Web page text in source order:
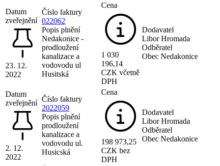
Datum
zveřejnění
23. 12.
2022
Číslo faktury
022062
Popis plnění
Nedakonice -
prodloužení
kanalizace a
vodovodu ul
Husitská
Cena
1 030
196,14
CZK včetně
DPH
Dodavatel
Libor Hromada
Odběratel
Obec Nedakonice
Datum
zveřejnění
2. 12.
2022
Číslo faktury
2022059
Popis plnění
prodloužení
kanalizace a
vodovodu ul.
Husicská
Cena
198 973,25
CZK bez
DPH
Dodavatel
Libor Hromada
Odběratel
Obec Nedakonice